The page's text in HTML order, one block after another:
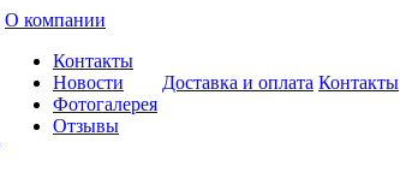
О компании
Контакты
Новости
Фотогалерея
Отзывы
Доставка и оплата Контакты